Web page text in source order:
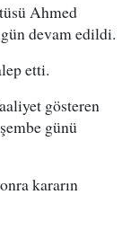
Ahmed
devam edildi.
etti.
gösteren
günü
kararın